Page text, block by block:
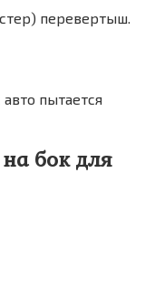
перевертыш.
пытается
бок для